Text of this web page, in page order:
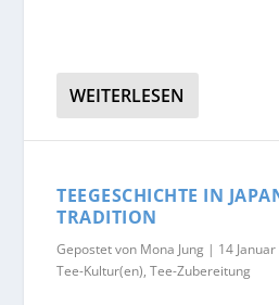
WEITERLESEN
TEEGESCHICHTE IN
TRADITION
Gepostet von Mona Jung | 14
Tee-Kultur(en),Tee-Zubereitung